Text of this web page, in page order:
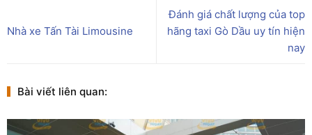
Nhà xe Tấn Tài Limousine
Đánh giá chất lượng của top
hãng taxi Gò Dầu uy tín hiện
nay
Bài viết liên quan: